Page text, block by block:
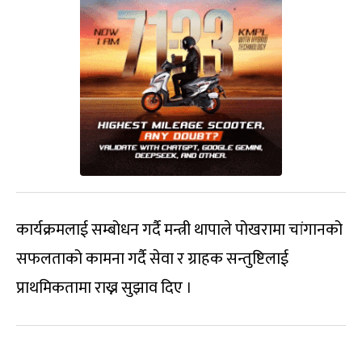
कार्यक्रमलाई सम्बोधन गर्दै मन्त्री थापाले पोखरामा चांगानको
सफलताको कामना गर्दै सेवा र ग्राहक सन्तुष्टिलाई
प्राथमिकतामा राख्न सुझाव दिए ।